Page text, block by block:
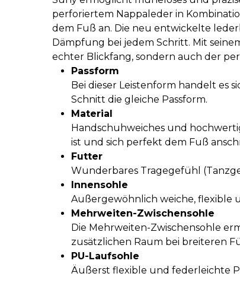
perforiertem Nappaleder in
dem Fuß an. Die neu entwickelte
Dämpfung bei jedem Schritt. Mit
echter Blickfang, sondern auch der
Passform
Bei dieser Leistenform handelt es
Schnitt die gleiche Passform.
Material
Handschuhweiches und
ist und sich perfekt dem Fuß
Futter
Wunderbares Tragegefühl
Innensohle
Außergewöhnlich weiche, flexible
Mehrweiten-Zwischensohle
Die Mehrweiten-Zwischensohle
zusätzlichen Raum bei breiteren
PU-Laufsohle
Äußerst flexible und federleichte